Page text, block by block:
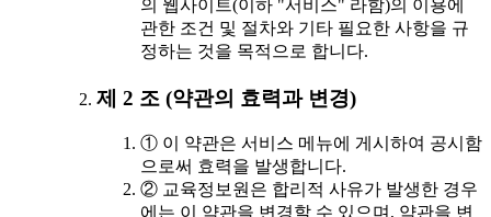
의 웹사이트(이하 "서비스" 라함)의 이용에
관한 조건 및 절차와 기타 필요한 사항을 규
정하는 것을 목적으로 합니다.
제 2 조 (약관의 효력과 변경)
① 이 약관은 서비스 메뉴에 게시하여 공시함
으로써 효력을 발생합니다.
② 교육정보원은 합리적 사유가 발생한 경우
에는 이 약관을 변경할 수 있으며, 약관을 변